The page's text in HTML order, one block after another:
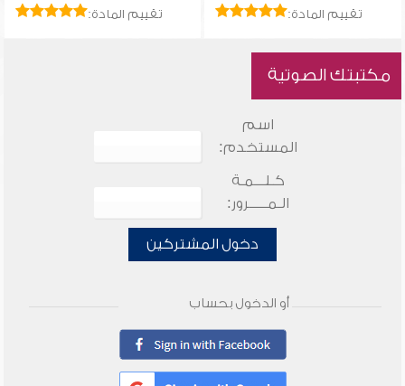
تقييم المادة: تقييم المادة:
مكتبتك الصوتية
اسم
المستخدم:
كـلـــمـة
الـمـــــرور:
دخول المشتركين
أو الدخول بحساب